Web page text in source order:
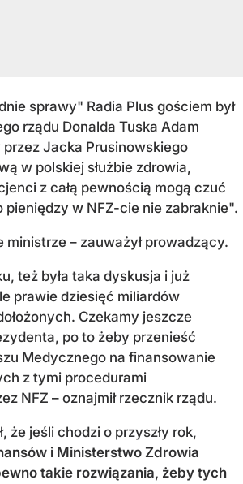
sprawy" Radia Plus gościem był
rządu Donalda Tuska Adam
przez Jacka Prusinowskiego
w polskiej służbie zdrowia,
z całą pewnością mogą czuć
pieniędzy w NFZ-cie nie zabraknie".
ministrze – zauważył prowadzący.
też była taka dyskusja i już
prawie dziesięć miliardów
Czekamy jeszcze
po to żeby przenieść
Medycznego na finansowanie
z tymi procedurami
NFZ – oznajmił rzecznik rządu.
że jeśli chodzi o przyszły rok,
i Ministerstwo Zdrowia
takie rozwiązania, żeby tych